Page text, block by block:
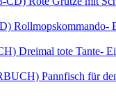
Rollmopskommando-
Dreimal tote Tante-
Pannfisch für